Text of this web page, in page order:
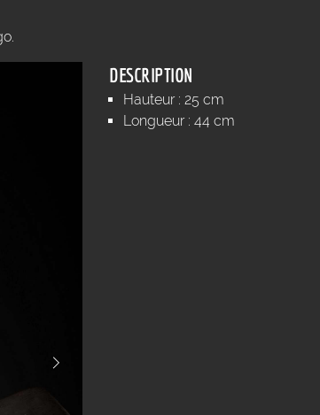
DESCRIPTION
Hauteur : 25 cm
Longueur : 44 cm